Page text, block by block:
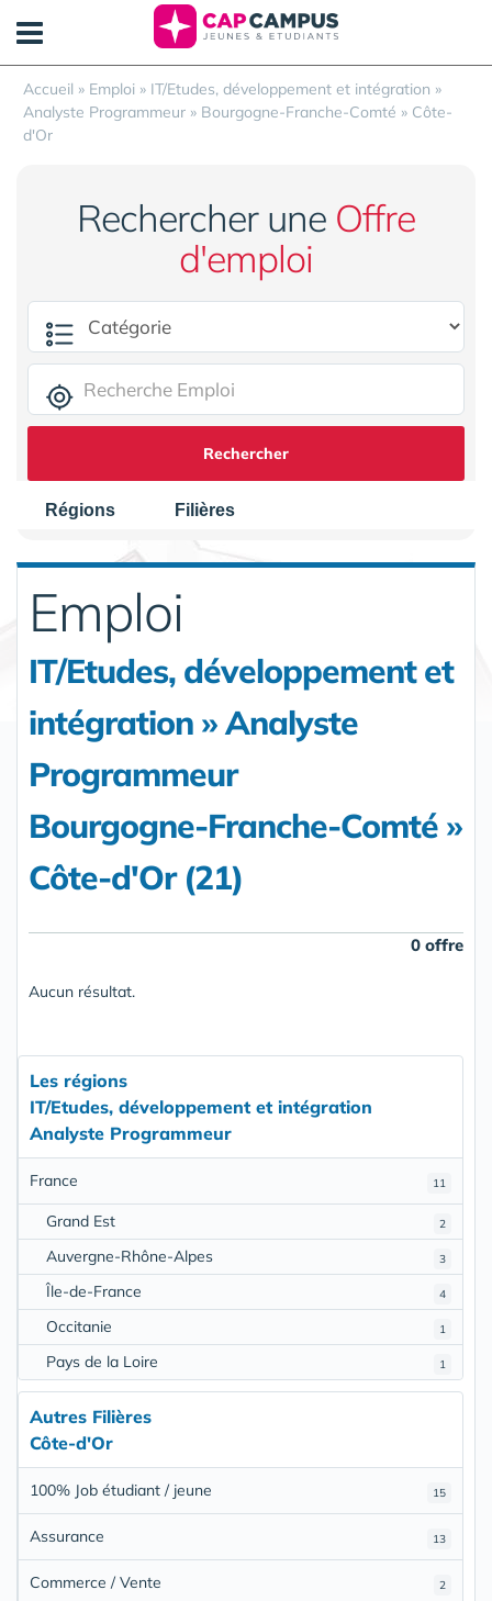
Accueil » Emploi » IT/Etudes, développement et intégration »
Analyste Programmeur » Bourgogne-Franche-Comté » Côte-
d'Or
Rechercher une Offre
d'emploi
Rechercher
Régions Filières
Emploi
IT/Etudes, développement et
intégration » Analyste
Programmeur
Bourgogne-Franche-Comté »
Côte-d'Or (21)
0 offre
Aucun résultat.
Les régions
IT/Etudes, développement et intégration
Analyste Programmeur
11
France
2
Grand Est
3
Auvergne-Rhône-Alpes
4
Île-de-France
1
Occitanie
1
Pays de la Loire
Autres Filières
Côte-d'Or
15
100% Job étudiant / jeune
13
Assurance
2
Commerce / Vente
Panneau de gestion des cookies